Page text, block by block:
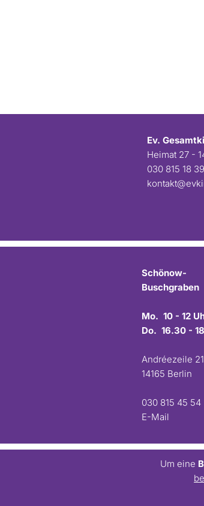
Ev.
Heimat 27 -
030 815 18 39
Schönow-
Buschgraben
Mo. 10 - 12
Do. 16.30 -
Andréezeile
14165 Berlin
030 815 45 54
E-Mail
Um eine